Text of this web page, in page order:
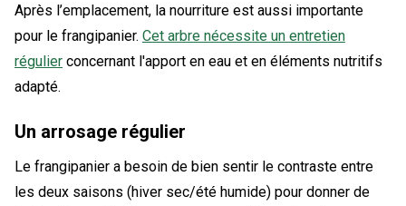
Après l’emplacement, la nourriture est aussi importante
pour le frangipanier. Cet arbre nécessite un entretien
régulier concernant l'apport en eau et en éléments nutritifs
adapté.
Un arrosage régulier
Le frangipanier a besoin de bien sentir le contraste entre
les deux saisons (hiver sec/été humide) pour donner de